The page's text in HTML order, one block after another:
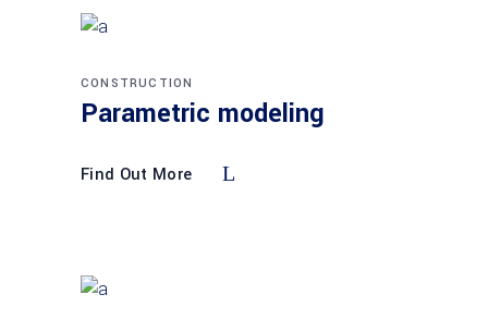
CONSTRUCTION
Parametric modeling
Find Out More